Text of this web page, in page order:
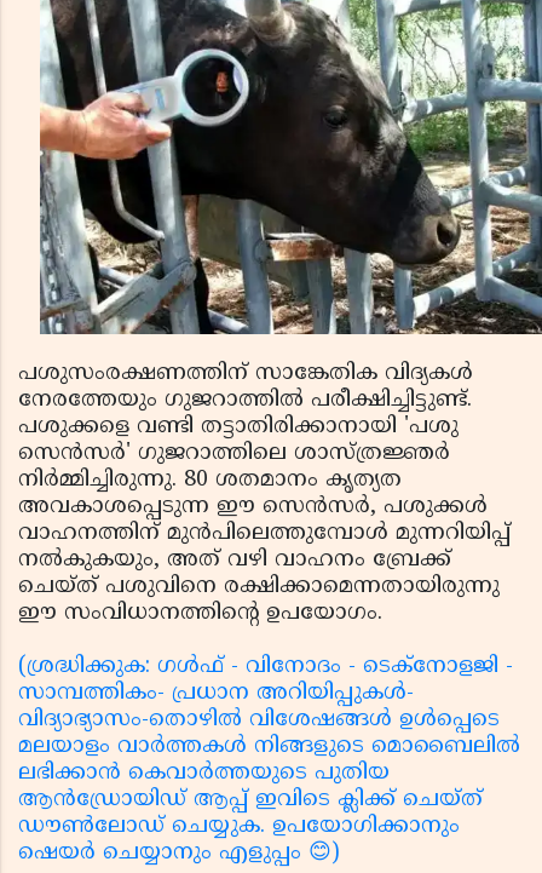
പശുസംരക്ഷണത്തിന് സാങ്കേതിക വിദ്യകള്‍
നേരത്തേയും ഗുജറാത്തില്‍ പരീക്ഷിച്ചിട്ടുണ്ട്.
പശുക്കളെ വണ്ടി തട്ടാതിരിക്കാനായി 'പശു
സെന്‍സര്‍' ഗുജറാത്തിലെ ശാസ്ത്രജ്ഞര്‍
നിര്‍മ്മിച്ചിരുന്നു. 80 ശതമാനം കൃത്യത
അവകാശപ്പെടുന്ന ഈ സെന്‍സര്‍, പശുക്കള്‍
വാഹനത്തിന് മുന്‍പിലെത്തുമ്പോള്‍ മുന്നറിയിപ്പ്
നല്‍കുകയും, അത് വഴി വാഹനം ബ്രേക്ക്
ചെയ്ത് പശുവിനെ രക്ഷിക്കാമെന്നതായിരുന്നു
ഈ സംവിധാനത്തിന്റെ ഉപയോഗം.
(ശ്രദ്ധിക്കുക: ഗൾഫ് - വിനോദം - ടെക്നോളജി -
സാമ്പത്തികം- പ്രധാന അറിയിപ്പുകൾ-
വിദ്യാഭ്യാസം-തൊഴിൽ വിശേഷങ്ങൾ ഉൾപ്പെടെ
മലയാളം വാർത്തകൾ നിങ്ങളുടെ മൊബൈലിൽ
ലഭിക്കാൻ കെവാർത്തയുടെ പുതിയ
ആൻഡ്രോയിഡ് ആപ്പ് ഇവിടെ ക്ലിക്ക് ചെയ്ത്
ഡൗൺലോഡ് ചെയ്യുക. ഉപയോഗിക്കാനും
ഷെയർ ചെയ്യാനും എളുപ്പം 😊)